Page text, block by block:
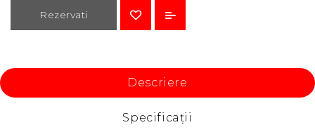
Rezervati
Descriere
Specificaţii